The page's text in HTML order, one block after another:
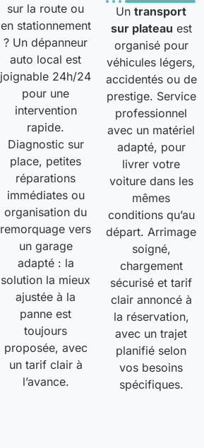
sur la route ou
en stationnement
? Un dépanneur
auto local est
joignable 24h/24
pour une
intervention
rapide.
Diagnostic sur
place, petites
réparations
immédiates ou
organisation du
remorquage vers
un garage
adapté : la
solution la mieux
ajustée à la
panne est
toujours
proposée, avec
un tarif clair à
l’avance.
Untransport
sur plateau est
organisé pour
véhicules légers,
accidentés ou de
prestige. Service
professionnel
avec un matériel
adapté, pour
livrer votre
voiture dans les
mêmes
conditions qu’au
départ. Arrimage
soigné,
chargement
sécurisé et tarif
clair annoncé à
la réservation,
avec un trajet
planifié selon
vos besoins
spécifiques.